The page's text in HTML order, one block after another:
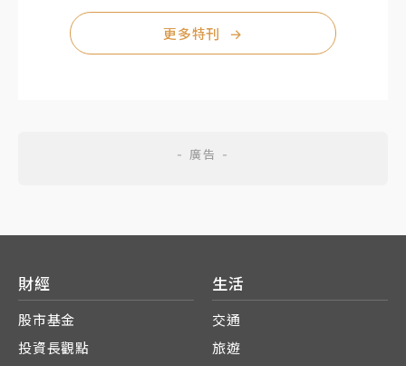
更多特刊 →
財經
股市基金
投資長觀點
生活
交通
旅遊